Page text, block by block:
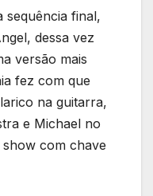
sequência final,
dessa vez
versão mais
fez com que
na guitarra,
e Michael no
com chave